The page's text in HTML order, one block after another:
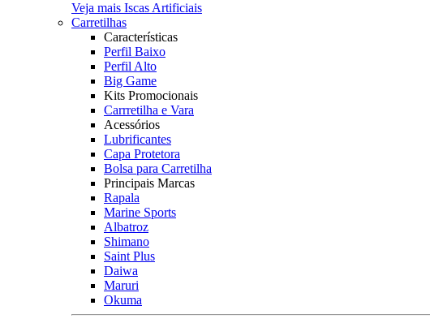
Veja mais Iscas Artificiais
Carretilhas
Características
Perfil Baixo
Perfil Alto
Big Game
Kits Promocionais
Carrretilha e Vara
Acessórios
Lubrificantes
Capa Protetora
Bolsa para Carretilha
Principais Marcas
Rapala
Marine Sports
Albatroz
Shimano
Saint Plus
Daiwa
Maruri
Okuma